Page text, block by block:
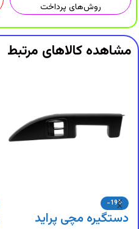
روش‌های پرداخت
مشاهده کالاهای مرتبط
-19%
دستگیره مچی پراید